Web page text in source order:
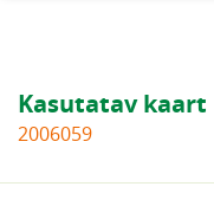
Kasutatav kaart
2006059